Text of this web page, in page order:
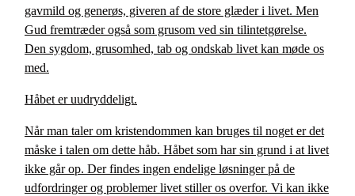
gavmild og generøs, giveren af de store glæder i livet. Men
Gud fremtræder også som grusom ved sin tilintetgørelse.
Den sygdom, grusomhed, tab og ondskab livet kan møde os
med.
Håbet er uudryddeligt.
Når man taler om kristendommen kan bruges til noget er det
måske i talen om dette håb. Håbet som har sin grund i at livet
ikke går op. Der findes ingen endelige løsninger på de
udfordringer og problemer livet stiller os overfor. Vi kan ikke